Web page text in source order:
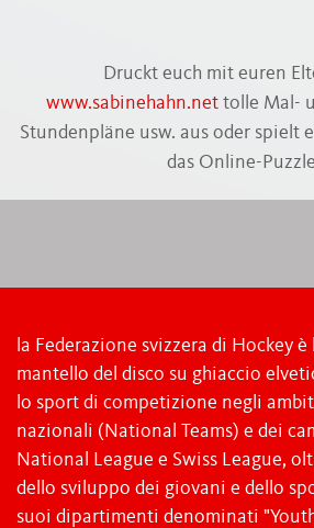
Druckt euch mit euren
www.sabinehahn.net tolle Mal-
Stundenpläne usw. aus oder spielt
das Online-
la Federazione svizzera di Hockey
mantello del disco su ghiaccio
lo sport di competizione negli
nazionali (National Teams) e dei
National League e Swiss League,
dello sviluppo dei giovani e dello
suoi dipartimenti denominati